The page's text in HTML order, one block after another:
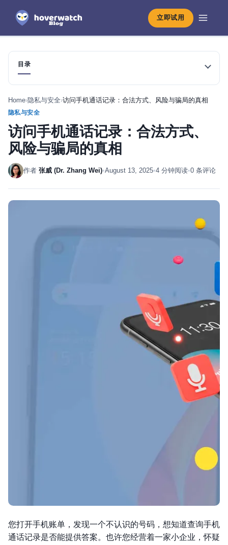
立即试用
目录
Home›隐私与安全›访问手机通话记录：合法方式、风险与骗局的真相
隐私与安全
访问手机通话记录：合法方式、
风险与骗局的真相
作者 张威 (Dr. Zhang Wei)•August 13, 2025•4 分钟阅读•0 条评论
您打开手机账单，发现一个不认识的号码，想知道查询手机
通话记录是否能提供答案。也许您经营着一家小企业，怀疑